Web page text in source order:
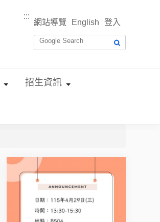
:::
網站導覽 English 登入
招生資訊